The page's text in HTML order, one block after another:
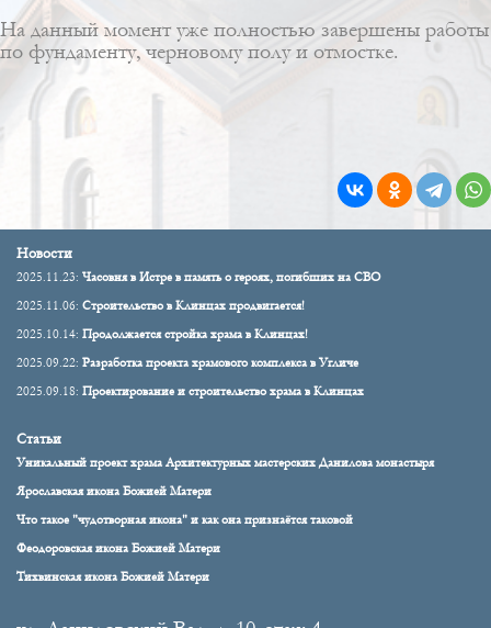
На данный момент уже полностью завершены работы
по фундаменту, черновому полу и отмостке.
Новости
2025.11.23: Часовня в Истре в память о героях, погибших на СВО
2025.11.06: Строительство в Клинцах продвигается!
2025.10.14: Продолжается стройка храма в Клинцах!
2025.09.22: Разработка проекта храмового комплекса в Угличе
2025.09.18: Проектирование и строительство храма в Клинцах
Статьи
Уникальный проект храма Архитектурных мастерских Данилова монастыря
Ярославская икона Божией Матери
Что такое "чудотворная икона" и как она признаётся таковой
Феодоровская икона Божией Матери
Тихвинская икона Божией Матери